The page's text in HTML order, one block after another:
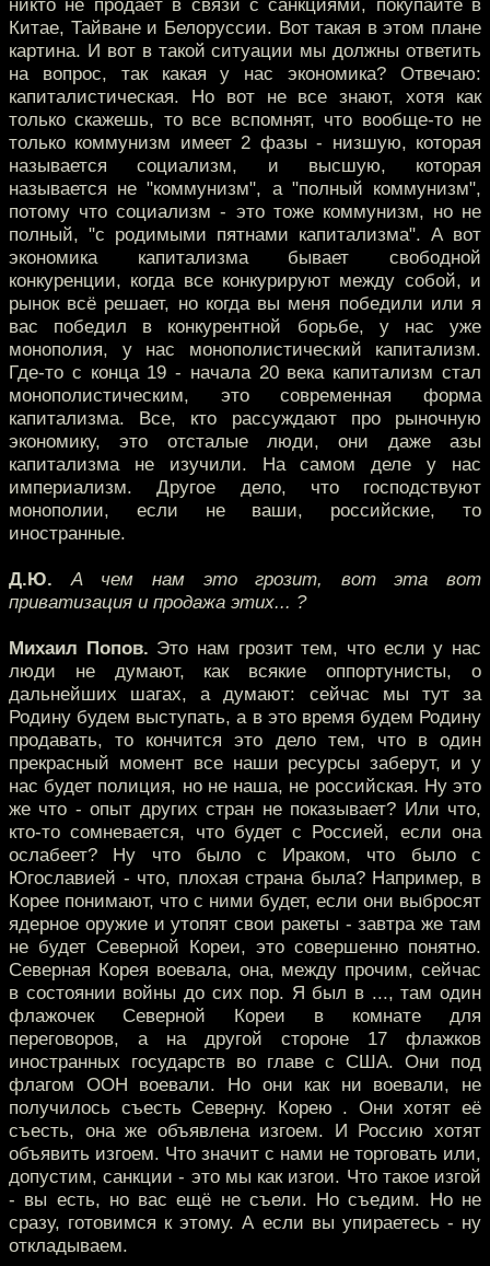
никто не продаёт в связи с санкциями, покупайте в
Китае, Тайване и Белоруссии. Вот такая в этом плане
картина. И вот в такой ситуации мы должны ответить
на вопрос, так какая у нас экономика? Отвечаю:
капиталистическая. Но вот не все знают, хотя как
только скажешь, то все вспомнят, что вообще-то не
только коммунизм имеет 2 фазы - низшую, которая
называется социализм, и высшую, которая
называется не "коммунизм", а "полный коммунизм",
потому что социализм - это тоже коммунизм, но не
полный, "с родимыми пятнами капитализма". А вот
экономика капитализма бывает свободной
конкуренции, когда все конкурируют между собой, и
рынок всё решает, но когда вы меня победили или я
вас победил в конкурентной борьбе, у нас уже
монополия, у нас монополистический капитализм.
Где-то с конца 19 - начала 20 века капитализм стал
монополистическим, это современная форма
капитализма. Все, кто рассуждают про рыночную
экономику, это отсталые люди, они даже азы
капитализма не изучили. На самом деле у нас
империализм. Другое дело, что господствуют
монополии, если не ваши, российские, то
иностранные.
Д.Ю. А чем нам это грозит, вот эта вот
приватизация и продажа этих... ?
Михаил Попов. Это нам грозит тем, что если у нас
люди не думают, как всякие оппортунисты, о
дальнейших шагах, а думают: сейчас мы тут за
Родину будем выступать, а в это время будем Родину
продавать, то кончится это дело тем, что в один
прекрасный момент все наши ресурсы заберут, и у
нас будет полиция, но не наша, не российская. Ну это
же что - опыт других стран не показывает? Или что,
кто-то сомневается, что будет с Россией, если она
ослабеет? Ну что было с Ираком, что было с
Югославией - что, плохая страна была? Например, в
Корее понимают, что с ними будет, если они выбросят
ядерное оружие и утопят свои ракеты - завтра же там
не будет Северной Кореи, это совершенно понятно.
Северная Корея воевала, она, между прочим, сейчас
в состоянии войны до сих пор. Я был в ..., там один
флажочек Северной Кореи в комнате для
переговоров, а на другой стороне 17 флажков
иностранных государств во главе с США. Они под
флагом ООН воевали. Но они как ни воевали, не
получилось съесть Северну. Корею . Они хотят её
съесть, она же объявлена изгоем. И Россию хотят
объявить изгоем. Что значит с нами не торговать или,
допустим, санкции - это мы как изгои. Что такое изгой
- вы есть, но вас ещё не съели. Но съедим. Но не
сразу, готовимся к этому. А если вы упираетесь - ну
откладываем.